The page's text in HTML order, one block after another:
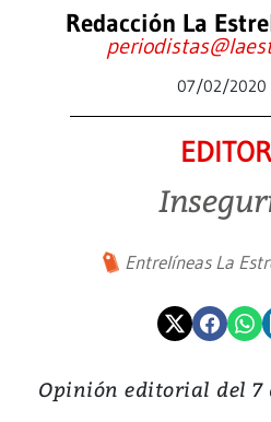
Redacción La
07/02/2020
Entrelíneas La
Opinión editorial del 7